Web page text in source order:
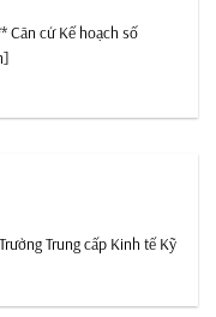
Căn cứ Kế hoạch số
Trung cấp Kinh tế Kỹ